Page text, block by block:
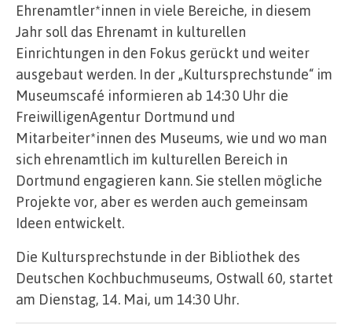
Ehrenamtler*innen in viele Bereiche, in diesem
Jahr soll das Ehrenamt in kulturellen
Einrichtungen in den Fokus gerückt und weiter
ausgebaut werden. In der „Kultursprechstunde“ im
Museumscafé informieren ab 14:30 Uhr die
FreiwilligenAgentur Dortmund und
Mitarbeiter*innen des Museums, wie und wo man
sich ehrenamtlich im kulturellen Bereich in
Dortmund engagieren kann. Sie stellen mögliche
Projekte vor, aber es werden auch gemeinsam
Ideen entwickelt.
Die Kultursprechstunde in der Bibliothek des
Deutschen Kochbuchmuseums, Ostwall 60, startet
am Dienstag, 14. Mai, um 14:30 Uhr.